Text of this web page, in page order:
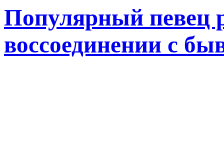
Популярный певец
воссоединении с